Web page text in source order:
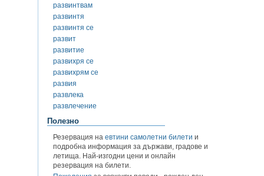
развинтвам
развинтя
развинтя се
развит
развитие
развихря се
развихрям се
развия
развлека
развлечение
Полезно
Резервация на евтини самолетни билети и
подробна информация за държави, градове и
летища. Най-изгодни цени и онлайн
резервация на билети.